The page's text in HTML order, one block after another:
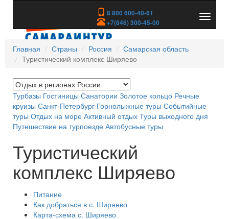
8 800 600-40-61
+7(846) 300-45-00
скрыть
Главная
Страны Россия
Самарская область
Туристический комплекс Ширяево
Турбазы Гостиницы Санатории Золотое кольцо Речные
круизы Санкт-Петербург Горнолыжные туры Событийные
туры Отдых на море Активный отдых Туры выходного дня
Путешествие на турпоезде Автобусные туры
Туристический
комплекс Ширяево
Питание
Как добраться в с. Ширяево
Карта-схема с. Ширяево